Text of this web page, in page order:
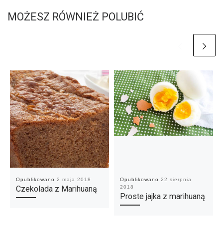
MOŻESZ RÓWNIEŻ POLUBIĆ
Opublikowano 2 maja 2018
Czekolada z Marihuaną
Opublikowano 22 sierpnia
2018
Proste jajka z marihuaną